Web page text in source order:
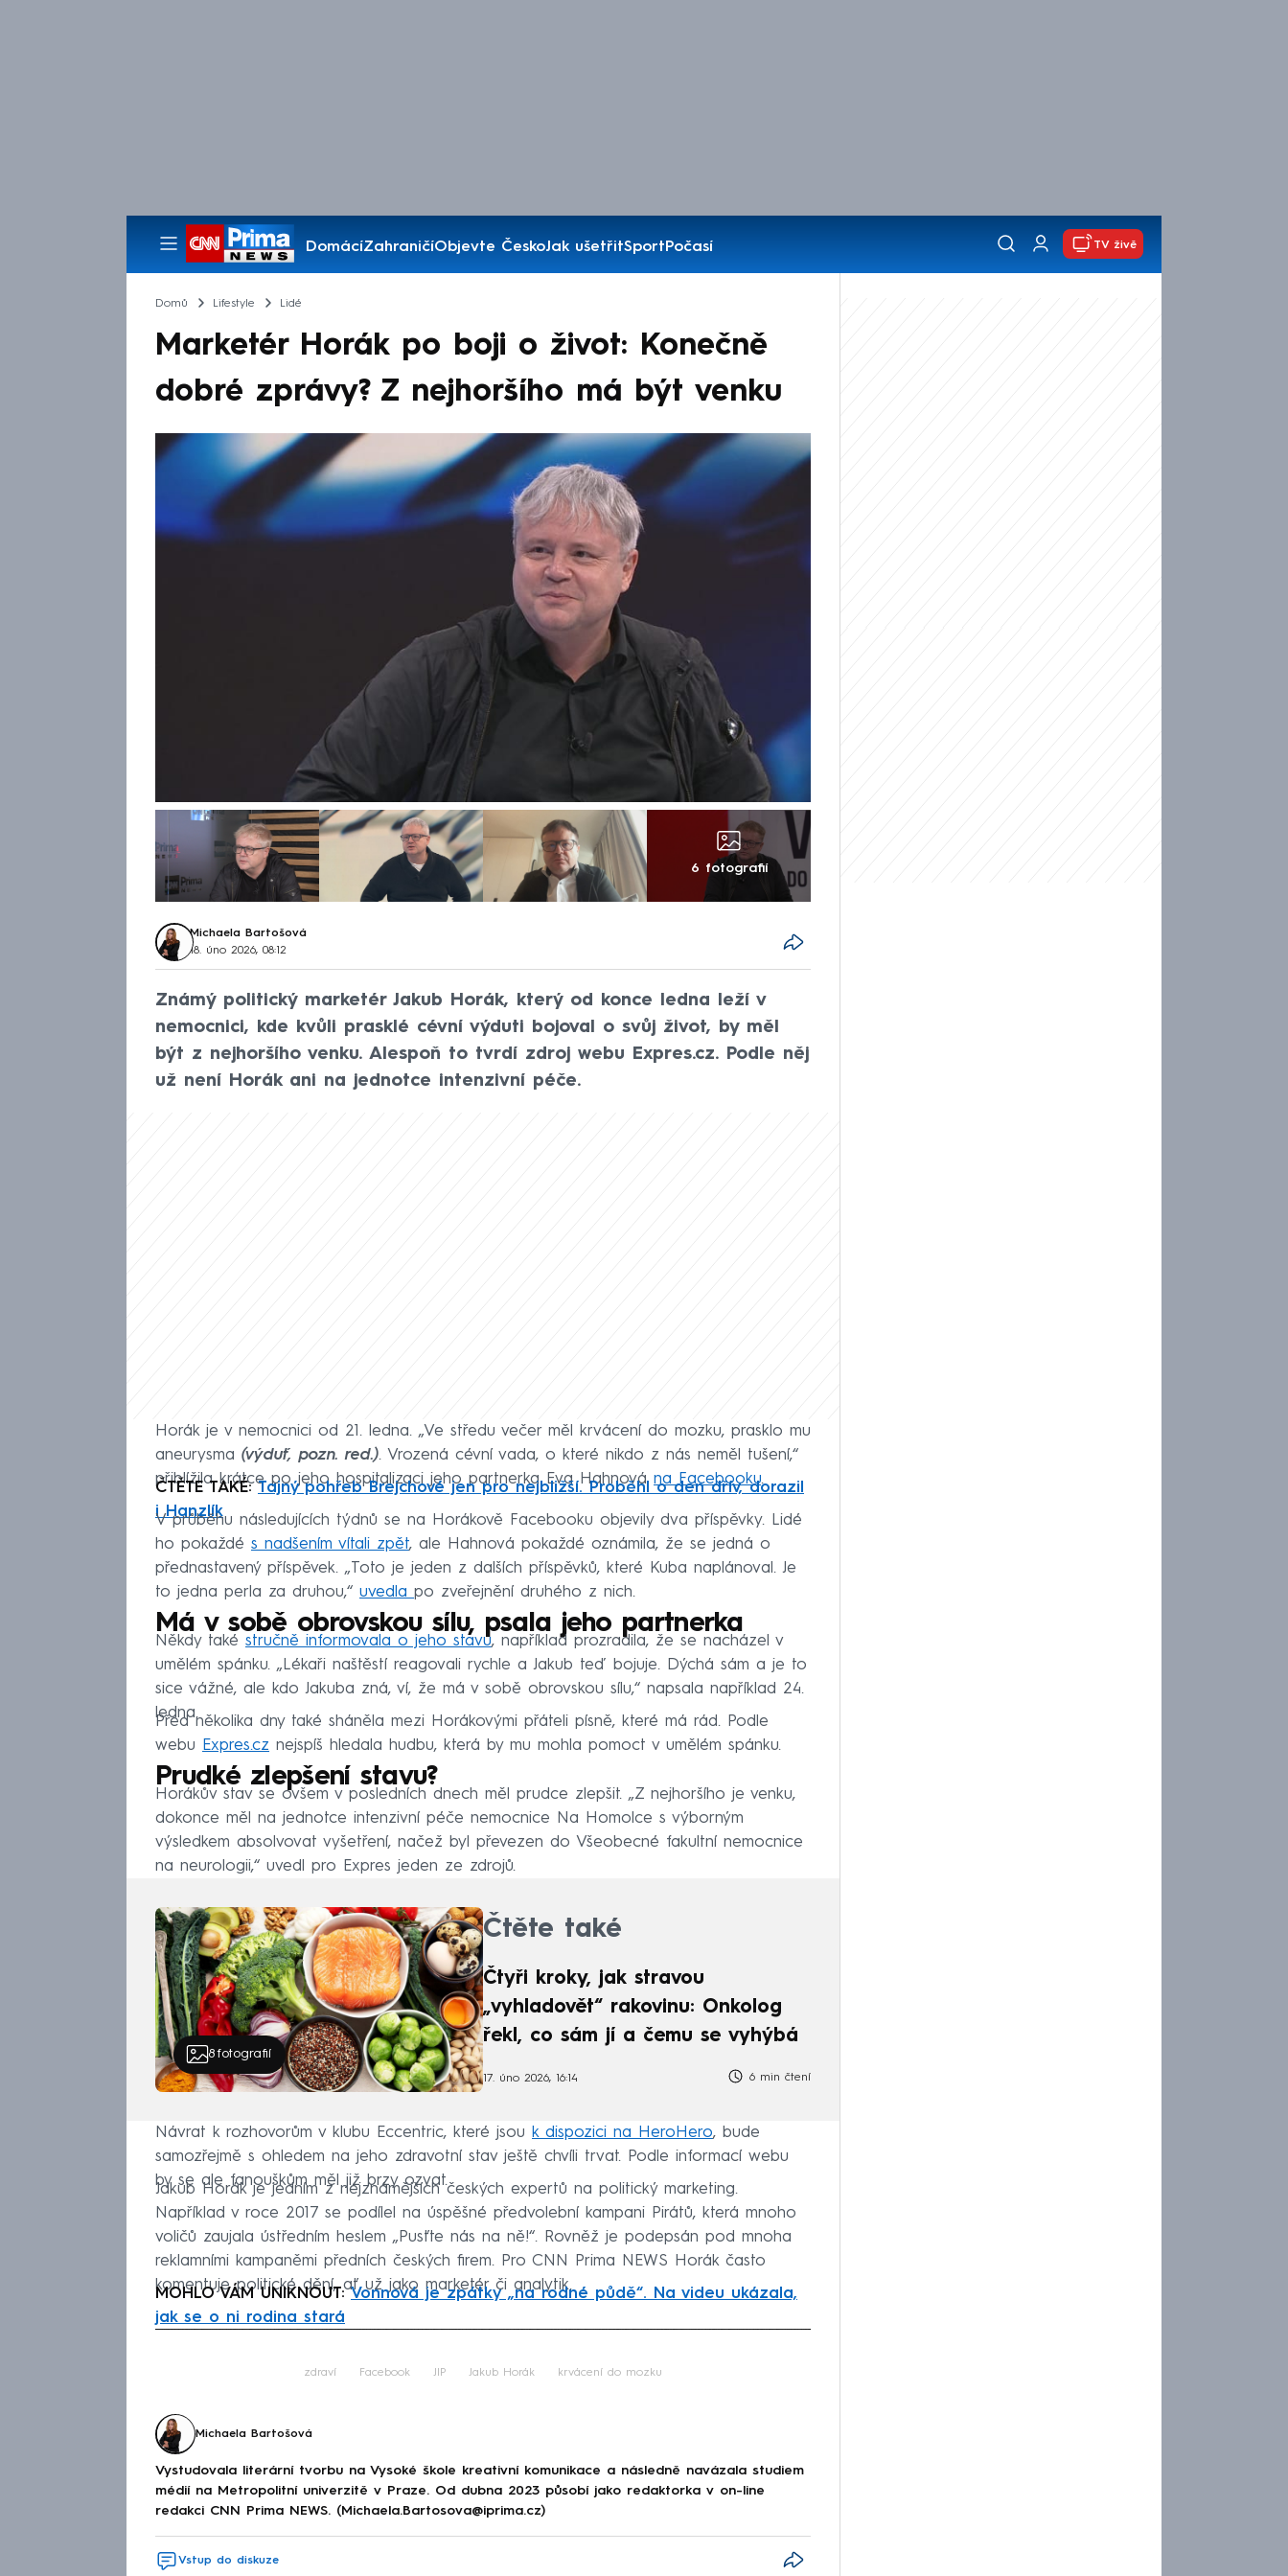
DomácíZahraničíObjevte ČeskoJak ušetřitSportPočasí
Pořady
TV živě
Domů Lifestyle Lidé
Marketér Horák po boji o život: Konečně
dobré zprávy? Z nejhoršího má být venku
6 fotografií
Michaela Bartošová
18. úno 2026, 08:12
Známý politický marketér Jakub Horák, který od konce ledna leží v
nemocnici, kde kvůli prasklé cévní výduti bojoval o svůj život, by měl
být z nejhoršího venku. Alespoň to tvrdí zdroj webu Expres.cz. Podle něj
už není Horák ani na jednotce intenzivní péče.
Horák je v nemocnici od 21. ledna. „Ve středu večer měl krvácení do mozku, prasklo mu
aneurysma (výduť, pozn. red.). Vrozená cévní vada, o které nikdo z nás neměl tušení,“
přiblížila krátce po jeho hospitalizaci jeho partnerka Eva Hahnová na Facebooku.
ČTĚTE TAKÉ:Tajný pohřeb Brejchové jen pro nejbližší. Proběhl o den dřív, dorazil
i Hanzlík
V průběhu následujících týdnů se na Horákově Facebooku objevily dva příspěvky. Lidé
ho pokaždé s nadšením vítali zpět, ale Hahnová pokaždé oznámila, že se jedná o
přednastavený příspěvek. „Toto je jeden z dalších příspěvků, které Kuba naplánoval. Je
to jedna perla za druhou,“ uvedla po zveřejnění druhého z nich.
Má v sobě obrovskou sílu, psala jeho partnerka
Někdy také stručně informovala o jeho stavu, například prozradila, že se nacházel v
umělém spánku. „Lékaři naštěstí reagovali rychle a Jakub teď bojuje. Dýchá sám a je to
sice vážné, ale kdo Jakuba zná, ví, že má v sobě obrovskou sílu,“ napsala například 24.
ledna.
Před několika dny také sháněla mezi Horákovými přáteli písně, které má rád. Podle
webu
Expres.cz nejspíš hledala hudbu, která by mu mohla pomoct v umělém spánku.
Prudké zlepšení stavu?
Horákův stav se ovšem v posledních dnech měl prudce zlepšit. „Z nejhoršího je venku,
dokonce měl na jednotce intenzivní péče nemocnice Na Homolce s výborným
výsledkem absolvovat vyšetření, načež byl převezen do Všeobecné fakultní nemocnice
na neurologii,“ uvedl pro Expres jeden ze zdrojů.
8fotografií
Čtěte také
Čtyři kroky, jak stravou
„vyhladovět“ rakovinu: Onkolog
řekl, co sám jí a čemu se vyhýbá
17. úno 2026, 16:14 6 min čtení
Návrat k rozhovorům v klubu Eccentric, které jsou k dispozici na HeroHero, bude
samozřejmě s ohledem na jeho zdravotní stav ještě chvíli trvat. Podle informací webu
by se ale fanouškům měl již brzy ozvat.
Jakub Horák je jedním z nejznámějších českých expertů na politický marketing.
Například v roce 2017 se podílel na úspěšné předvolební kampani Pirátů, která mnoho
voličů zaujala ústředním heslem „Pusťte nás na ně!“. Rovněž je podepsán pod mnoha
reklamními kampaněmi předních českých firem. Pro CNN Prima NEWS Horák často
komentuje politické dění, ať už jako marketér či analytik.
MOHLO VÁM UNIKNOUT:Vonnová je zpátky „na rodné půdě“. Na videu ukázala,
jak se o ni rodina stará
zdraví Facebook JIP Jakub Horák krvácení do mozku
Michaela Bartošová
Vystudovala literární tvorbu na Vysoké škole kreativní komunikace a následně navázala studiem
médií na Metropolitní univerzitě v Praze. Od dubna 2023 působí jako redaktorka v on-line
redakci CNN Prima NEWS. (Michaela.Bartosova@iprima.cz)
Vstup do diskuze